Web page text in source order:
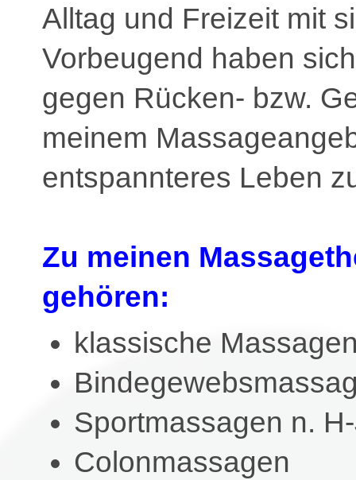
Alltag und Freizeit mit
Vorbeugend haben
gegen Rücken- bzw.
meinem
entspannteres Leben
Zu meinen
gehören:
klassische
Sportmassagen n.
Colonmassagen